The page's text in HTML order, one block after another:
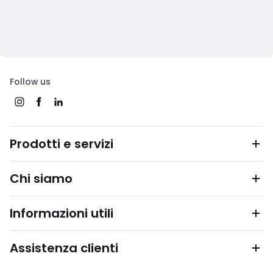
Follow us
Prodotti e servizi
Chi siamo
Informazioni utili
Assistenza clienti